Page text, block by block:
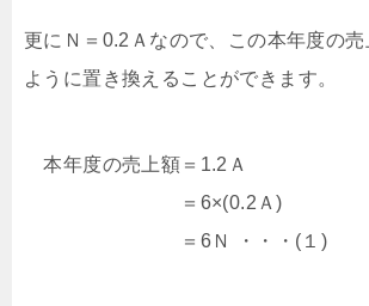
更にＮ＝0.2Ａなので、この本年度の
ように置き換えることができます。
本年度の売上額＝1.2Ａ
＝6×(0.2Ａ)
＝6Ｎ ・・・(１)